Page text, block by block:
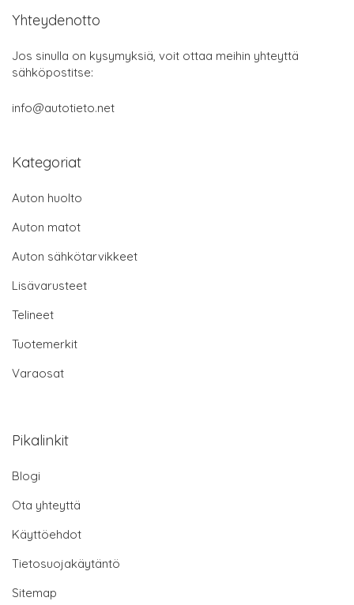
Yhteydenotto
Jos sinulla on kysymyksiä, voit ottaa meihin yhteyttä
sähköpostitse:
info@autotieto.net
Kategoriat
Auton huolto
Auton matot
Auton sähkötarvikkeet
Lisävarusteet
Telineet
Tuotemerkit
Varaosat
Pikalinkit
Blogi
Ota yhteyttä
Käyttöehdot
Tietosuojakäytäntö
Sitemap